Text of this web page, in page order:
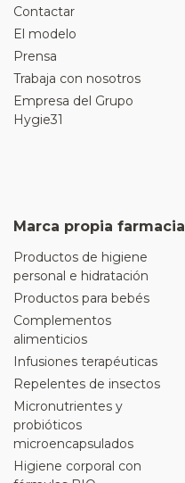
Contactar
El modelo
Prensa
Trabaja con nosotros
Empresa del Grupo
Hygie31
Marca propia farmacia
Productos de higiene
personal e hidratación
Productos para bebés
Complementos
alimenticios
Infusiones terapéuticas
Repelentes de insectos
Micronutrientes y
probióticos
microencapsulados
Higiene corporal con